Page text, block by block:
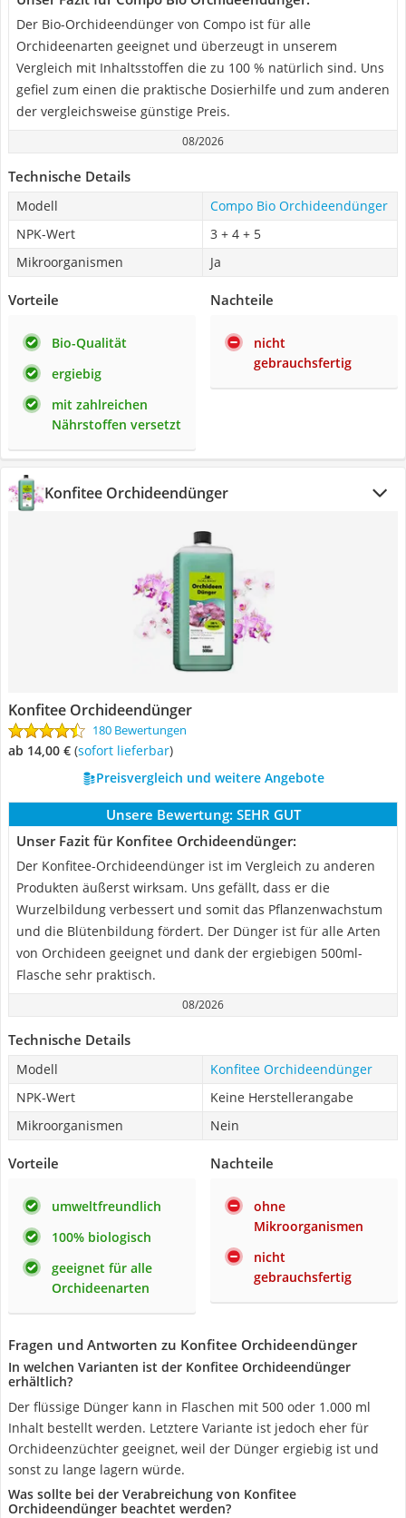
Der Bio-Orchideendünger von Compo ist für alle
Orchideenarten geeignet und überzeugt in unserem
Vergleich mit Inhaltsstoffen die zu 100 % natürlich sind. Uns
gefiel zum einen die praktische Dosierhilfe und zum anderen
der vergleichsweise günstige Preis.
08/2026
Technische Details
Modell
Compo Bio Orchideendünger
NPK-Wert
3 + 4 + 5
Mikroorganismen
Ja
Vorteile
Bio-Qualität
ergiebig
mit zahlreichen
Nährstoffen versetzt
Nachteile
nicht
gebrauchsfertig
Konfitee Orchideendünger
Konfitee Orchideendünger
180 Bewertungen
ab 14,00 € ( Sofort lieferbar)
Preisvergleich und weitere Angebote
Unsere Bewertung: SEHR GUT
Unser Fazit für Konfitee Orchideendünger:
Der Konfitee-Orchideendünger ist im Vergleich zu anderen
Produkten äußerst wirksam. Uns gefällt, dass er die
Wurzelbildung verbessert und somit das Pflanzenwachstum
und die Blütenbildung fördert. Der Dünger ist für alle Arten
von Orchideen geeignet und dank der ergiebigen 500ml-
Flasche sehr praktisch.
08/2026
Technische Details
Modell
Konfitee Orchideendünger
NPK-Wert
Keine Herstellerangabe
Mikroorganismen
Nein
Vorteile
umweltfreundlich
100% biologisch
geeignet für alle
Orchideenarten
Nachteile
ohne
Mikroorganismen
nicht
gebrauchsfertig
Fragen und Antworten zu Konfitee Orchideendünger
In welchen Varianten ist der Konfitee Orchideendünger
erhältlich?
Der flüssige Dünger kann in Flaschen mit 500 oder 1.000 ml
Inhalt bestellt werden. Letztere Variante ist jedoch eher für
Orchideenzüchter geeignet, weil der Dünger ergiebig ist und
sonst zu lange lagern würde.
Was sollte bei der Verabreichung von Konfitee
Orchideendünger beachtet werden?